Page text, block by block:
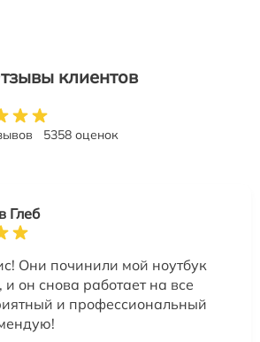
клиентов
5358 оценок
Глеб
Они починили мой ноутбук
он снова работает на все
и профессиональный